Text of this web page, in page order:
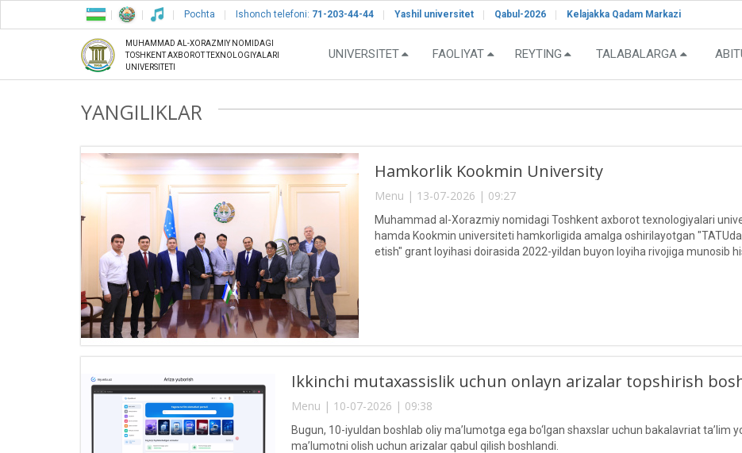
Pochta Ishonch telefoni: 71-203-44-44 Yashil universitet Qabul-2026 Kelajakka Qadam Markazi
MUHAMMAD AL-XORAZMIY NOMIDAGI
TOSHKENT AXBOROT TEXNOLOGIYALARI
UNIVERSITETI
UNIVERSITET FAOLIYAT REYTING TALABALARGA
YANGILIKLAR
Hamkorlik Kookmin University
Menu | 13-07-2026 | 09:27
Muhammad al-Xorazmiy nomidagi Toshkent axborot texnologiyalari
hamda Kookmin universiteti hamkorligida amalga oshirilayotgan
etish" grant loyihasi doirasida 2022-yildan buyon loyiha rivojiga munosib
Ikkinchi mutaxassislik uchun onlayn arizalar topshirish
Menu | 10-07-2026 | 09:38
Bugun, 10-iyuldan boshlab oliy ma’lumotga ega bo‘lgan shaxslar uchun bakalavriat ta’lim
ma’lumotni olish uchun arizalar qabul qilish boshlandi.